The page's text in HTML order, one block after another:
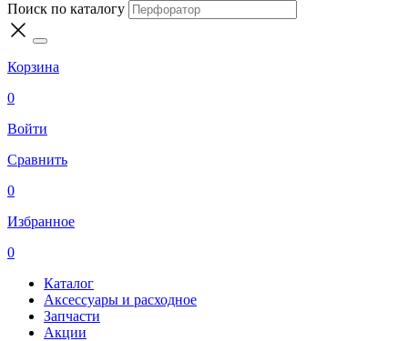
Поиск по каталогу
Корзина
0
Войти
Сравнить
0
Избранное
0
Каталог
Аксессуары и расходное
Запчасти
Акции